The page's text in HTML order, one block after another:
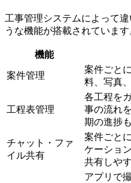
工事管理システムによって
うな機能が搭載されています
機能
案件管理
案件ごと
料、写真
工程表管理
各工程を
事の流れ
期の進捗
チャット・ファ
イル共有
案件ごと
ケーショ
共有しや
アプリで